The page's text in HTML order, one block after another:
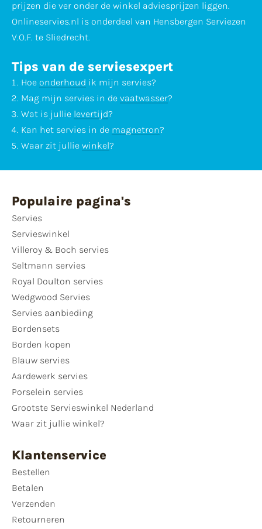
prijzen die ver onder de winkel adviesprijzen liggen.
Onlineservies.nl is onderdeel van Hensbergen Serviezen
V.O.F. te Sliedrecht.
Tips van de serviesexpert
Hoe onderhoud ik mijn servies?
Mag mijn servies in de vaatwasser?
Wat is jullie levertijd?
Kan het servies in de magnetron?
Waar zit jullie winkel?
Populaire pagina's
Servies
Servieswinkel
Villeroy & Boch servies
Seltmann servies
Royal Doulton servies
Wedgwood Servies
Servies aanbieding
Bordensets
Borden kopen
Blauw servies
Aardewerk servies
Porselein servies
Grootste Servieswinkel Nederland
Waar zit jullie winkel?
Klantenservice
Bestellen
Betalen
Verzenden
Retourneren